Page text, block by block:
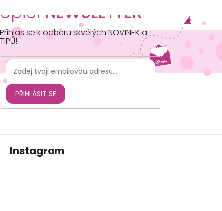
opičí NEWSLETTER
Přihlas se k odběru skvělých NOVINEK a
TIPŮ!
PŘIHLÁSIT SE
Instagram